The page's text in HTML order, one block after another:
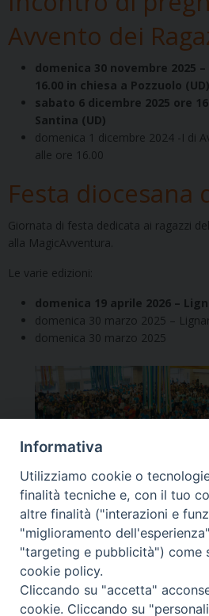
Avvento dei
domenica 30 novembre 2025
16.00 in chiesa a Pozzuolo (UD)
sabato 6 dicembre 2025 ore
Santina (UD)
domenica 1 dicembre 2024 -I di
alle ore 16.00
Festa diocesana
Giornata di festa dedicata ai ragazzi
alla MagicAvventura.
Le varie edizioni:
domenica 19 aprile 2026 –
domenica 30 marzo 2025 –
domenica 30 marzo 2025
Segui l'Ufficio di PG sui social
Informativa
Utilizziamo cookie o
finalità tecniche e, con il tuo
altre finalità ("interazioni e
"miglioramento
"targeting e pubblicità") come
cookie policy.
Cliccando su "accetta"
cookie. Cliccando su